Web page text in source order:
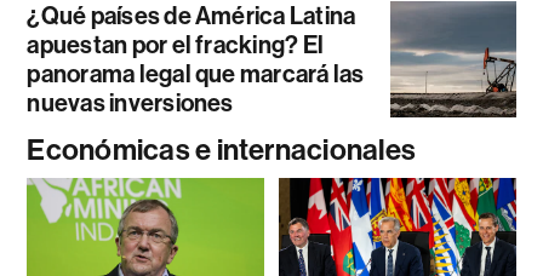
¿Qué países de América Latina
apuestan por el fracking? El
panorama legal que marcará las
nuevas inversiones
Económicas e internacionales